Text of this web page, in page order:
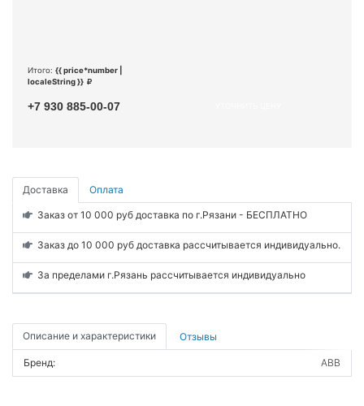
Итого: {{ price*number |
localeString }}
+7 930 885-00-07
Доставка Оплата
Заказ от 10 000 руб доставка по г.Рязани - БЕСПЛАТНО
Заказ до 10 000 руб доставка рассчитывается индивидуально.
За пределами г.Рязань рассчитывается индивидуально
Описание и характеристики Отзывы
Бренд: ABB